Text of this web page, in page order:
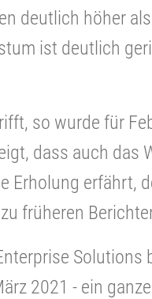
deutlich höher
ist deutlich
so wurde für
dass auch das
Erholung erfährt,
früheren
Solutions
2021 - ein